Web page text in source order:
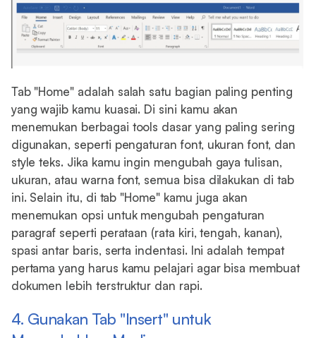
Tab "Home" adalah salah satu bagian paling penting
yang wajib kamu kuasai. Di sini kamu akan
menemukan berbagai tools dasar yang paling sering
digunakan, seperti pengaturan font, ukuran font, dan
style teks. Jika kamu ingin mengubah gaya tulisan,
ukuran, atau warna font, semua bisa dilakukan di tab
ini. Selain itu, di tab "Home" kamu juga akan
menemukan opsi untuk mengubah pengaturan
paragraf seperti perataan (rata kiri, tengah, kanan),
spasi antar baris, serta indentasi. Ini adalah tempat
pertama yang harus kamu pelajari agar bisa membuat
dokumen lebih terstruktur dan rapi.
4. Gunakan Tab "Insert" untuk